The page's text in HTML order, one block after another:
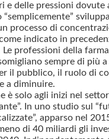
e delle pressioni dovute
processo di
indicato in
professioni della
sempre di più
il pubblico, il ruolo di
a diminuire.
è solo agli inizi nel
In uno studio sul
apparso nel
di 40 miliardi gli